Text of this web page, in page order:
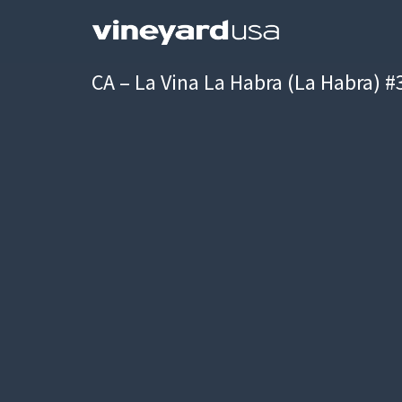
CA – La Vina La Habra (La Habra)